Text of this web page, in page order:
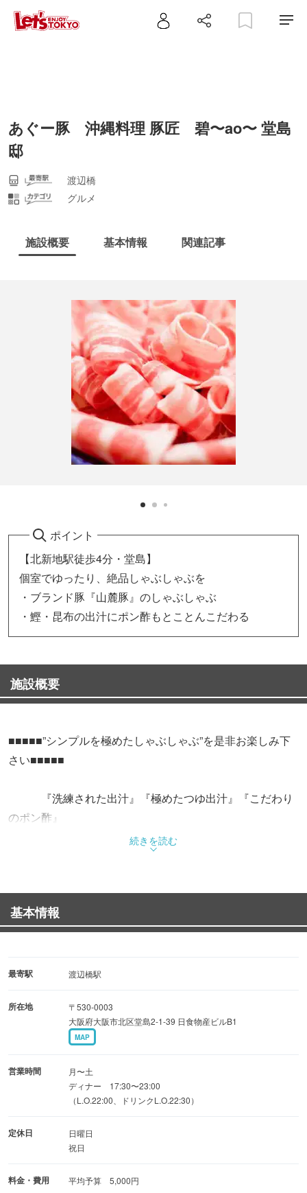
あぐー豚 沖縄料理 豚匠 碧〜ao〜 堂島
邸
渡辺橋
グルメ
施設概要 基本情報 関連記事
ポイント
【北新地駅徒歩4分・堂島】
個室でゆったり、絶品しゃぶしゃぶを
・ブランド豚『山麓豚』のしゃぶしゃぶ
・鰹・昆布の出汁にポン酢もとことんこだわる
施設概要
■■■■■”シンプルを極めたしゃぶしゃぶ”を是非お楽しみ下
さい■■■■■
『洗練された出汁』『極めたつゆ出汁』『こだわり
のポン酢』
当店のお出汁は数種類でブレンドし、味わい深いダシ。
いに広がります。
ポン酢は柑橘系の爽やかな香りで甘みが強くお酢独特のキ
ツイ香りがしないので素材の味を引き立てます。
■■■■■■■ご予約随時受付中■■■■■■■■
続きを読む
基本情報
最寄駅 渡辺橋駅
所在地
〒530-0003
大阪府大阪市北区堂島2-1-39 日食物産ビルB1
MAP
営業時間
月〜土
ディナー 17:30〜23:00
（L.O.22:00、ドリンクL.O.22:30）
定休日
日曜日
祝日
料金・費用 平均予算 5,000円